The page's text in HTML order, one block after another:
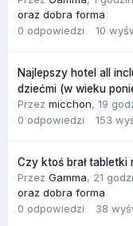
oraz dobra forma
0 odpowiedzi 10
Najlepszy hotel all
dziećmi (w wieku
Przez micchon, 19
0 odpowiedzi 153
Czy ktoś brał tabletki
Przez Gamma, 21
oraz dobra forma
0 odpowiedzi 38